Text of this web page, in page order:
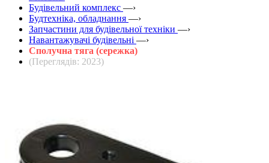
Будівельний комплекс —›
Будтехніка, обладнання —›
Запчастини для будівельної техніки —›
Навантажувачі будівельні —›
Сполучна тяга (сережка)
(Переглядів: 2023)